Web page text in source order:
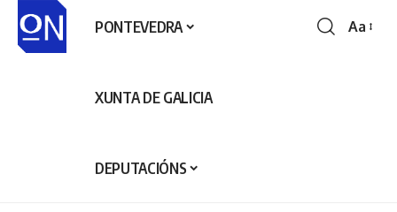
PONTEVEDRA
XUNTA DE GALICIA
DEPUTACIÓNS
Aa